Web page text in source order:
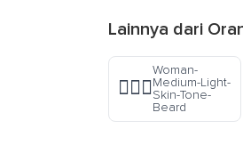
Lainnya dari
🧔🏼‍♀️
Woman-
Medium-Light-
Skin-Tone-
Beard